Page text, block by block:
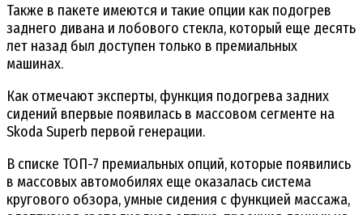
Также в пакете имеются и такие опции как подогрев
заднего дивана и лобового стекла, который еще десять
лет назад был доступен только в премиальных
машинах.
Как отмечают эксперты, функция подогрева задних
сидений впервые появилась в массовом сегменте на
Skoda Superb первой генерации.
В списке ТОП-7 премиальных опций, которые появились
в массовых автомобилях еще оказалась система
кругового обзора, умные сидения с функцией массажа,